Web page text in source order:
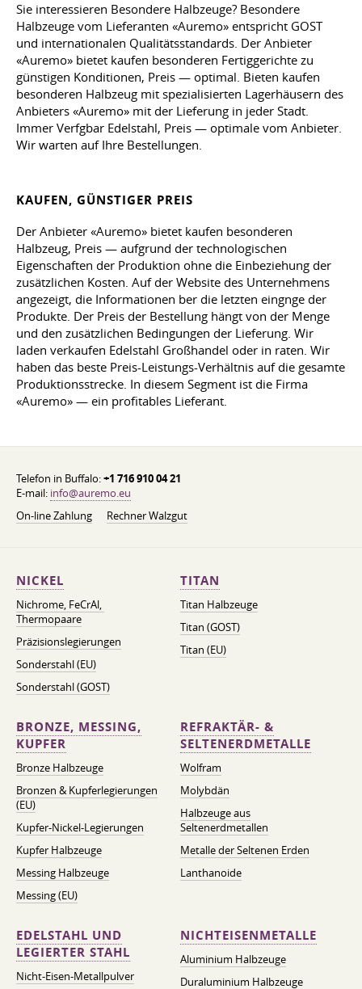
Sie interessieren Besondere Halbzeuge? Besondere
Halbzeuge vom Lieferanten «Auremo» entspricht GOST
und internationalen Qualitätsstandards. Der Anbieter
«Auremo» bietet kaufen besonderen Fertiggerichte zu
günstigen Konditionen, Preis — optimal. Bieten kaufen
besonderen Halbzeug mit spezialisierten Lagerhäusern des
Anbieters «Auremo» mit der Lieferung in jeder Stadt.
Immer Verfgbar Edelstahl, Preis — optimale vom Anbieter.
Wir warten auf Ihre Bestellungen.
KAUFEN, GÜNSTIGER PREIS
Der Anbieter «Auremo» bietet kaufen besonderen
Halbzeug, Preis — aufgrund der technologischen
Eigenschaften der Produktion ohne die Einbeziehung der
zusätzlichen Kosten. Auf der Website des Unternehmens
angezeigt, die Informationen ber die letzten eingnge der
Produkte. Der Preis der Bestellung hängt von der Menge
und den zusätzlichen Bedingungen der Lieferung. Wir
laden verkaufen Edelstahl Großhandel oder in raten. Wir
haben das beste Preis-Leistungs-Verhältnis auf die gesamte
Produktionsstrecke. In diesem Segment ist die Firma
«Auremo» — ein profitables Lieferant.
Telefon in Buffalo:+1 716 910 04 21
E-mail: info@auremo.eu
On-line Zahlung
Rechner Walzgut
NICKEL
Nichrome, FeСrAl, ​​
Thermopaare
Präzisionslegierungen
Sonderstahl (EU)
Sonderstahl (GOST)
TITAN
Titan Halbzeuge
Titan (GOST)
Titan (EU)
BRONZE, MESSING,
KUPFER
Bronze Halbzeuge
Bronzen & Kupferlegierungen
(EU)
Kupfer-Nickel-Legierungen
Kupfer Halbzeuge
Messing Halbzeuge
Messing (EU)
REFRAKTÄR- &
SELTENERDMETALLE
Wolfram
Molybdän
Halbzeuge aus
Seltenerdmetallen
Metalle der Seltenen Erden
Lanthanoide
EDELSTAHL UND
LEGIERTER STAHL
Nicht-Eisen-Metallpulver
NICHTEISENMETALLE
Aluminium Halbzeuge
Duraluminium Halbzeuge